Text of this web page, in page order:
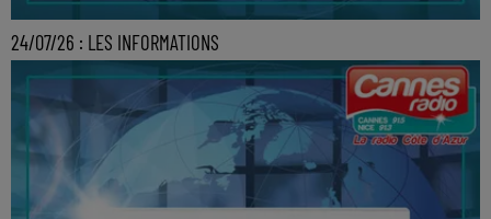
24/07/26 : LES INFORMATIONS